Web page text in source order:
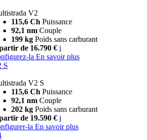
V2
115,6 Ch Puissance
92,1 nm Couple
199 kg Poids sans carburant
de 16.790 € i
la En savoir plus
S
V2 S
115,6 Ch Puissance
92,1 nm Couple
202 kg Poids sans carburant
de 19.590 € i
la En savoir plus